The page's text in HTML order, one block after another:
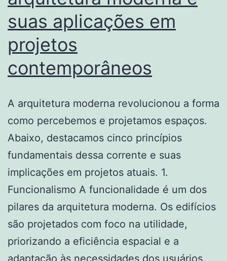
suas aplicações em
projetos
contemporâneos
A arquitetura moderna revolucionou a forma
como percebemos e projetamos espaços.
Abaixo, destacamos cinco princípios
fundamentais dessa corrente e suas
implicações em projetos atuais. 1.
Funcionalismo A funcionalidade é um dos
pilares da arquitetura moderna. Os edifícios
são projetados com foco na utilidade,
priorizando a eficiência espacial e a
adaptação às necessidades dos usuários.